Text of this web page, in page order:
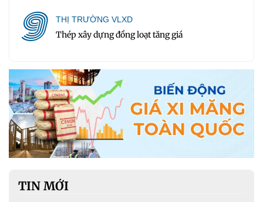
9 THỊ TRƯỜNG VLXD
Thép xây dựng đồng loạt tăng giá
TIN MỚI